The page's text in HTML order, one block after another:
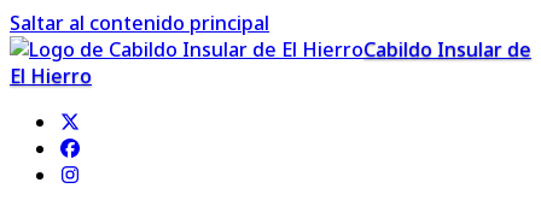
Saltar al contenido principal
Cabildo Insular de
El Hierro